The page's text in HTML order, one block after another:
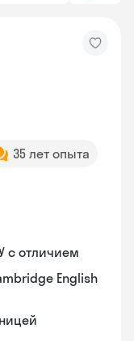
35 лет опыта
с отличием
English